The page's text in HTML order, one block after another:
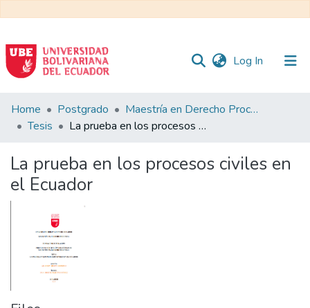
Log In (current)
Communities
&
All of DSpace
Home Postgrado
Maestría en Derecho Procesal
Tesis
La prueba en los procesos civiles en el Ecuador
La prueba en los procesos civiles en
el Ecuador